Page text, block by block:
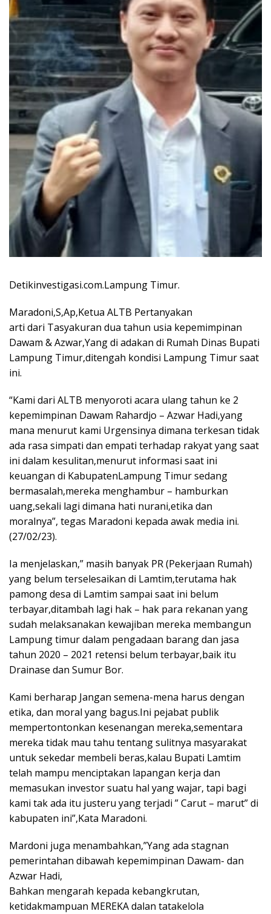
Detikinvestigasi.com.Lampung Timur.
Maradoni,S,Ap,Ketua ALTB Pertanyakan
arti dari Tasyakuran dua tahun usia kepemimpinan
Dawam & Azwar,Yang di adakan di Rumah Dinas Bupati
Lampung Timur,ditengah kondisi Lampung Timur saat
ini.
“Kami dari ALTB menyoroti acara ulang tahun ke 2
kepemimpinan Dawam Rahardjo – Azwar Hadi,yang
mana menurut kami Urgensinya dimana terkesan tidak
ada rasa simpati dan empati terhadap rakyat yang saat
ini dalam kesulitan,menurut informasi saat ini
keuangan di KabupatenLampung Timur sedang
bermasalah,mereka menghambur – hamburkan
uang,sekali lagi dimana hati nurani,etika dan
moralnya”, tegas Maradoni kepada awak media ini.
(27/02/23).
Ia menjelaskan,” masih banyak PR (Pekerjaan Rumah)
yang belum terselesaikan di Lamtim,terutama hak
pamong desa di Lamtim sampai saat ini belum
terbayar,ditambah lagi hak – hak para rekanan yang
sudah melaksanakan kewajiban mereka membangun
Lampung timur dalam pengadaan barang dan jasa
tahun 2020 – 2021 retensi belum terbayar,baik itu
Drainase dan Sumur Bor.
Kami berharap Jangan semena-mena harus dengan
etika, dan moral yang bagus.Ini pejabat publik
mempertontonkan kesenangan mereka,sementara
mereka tidak mau tahu tentang sulitnya masyarakat
untuk sekedar membeli beras,kalau Bupati Lamtim
telah mampu menciptakan lapangan kerja dan
memasukan investor suatu hal yang wajar, tapi bagi
kami tak ada itu justeru yang terjadi ” Carut – marut” di
kabupaten ini”,Kata Maradoni.
Mardoni juga menambahkan,”Yang ada stagnan
pemerintahan dibawah kepemimpinan Dawam- dan
Azwar Hadi,
Bahkan mengarah kepada kebangkrutan,
ketidakmampuan MEREKA dalan tatakelola